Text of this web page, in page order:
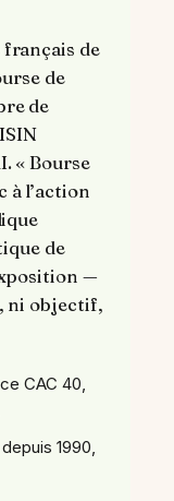
de
de
de
« Bourse
à l’action
de
—
ni objectif,
CAC 40,
1990,